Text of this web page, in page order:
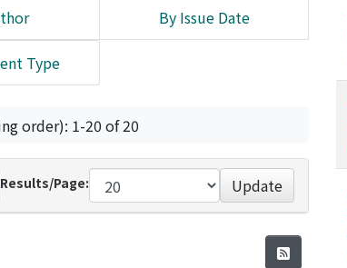
By Issue Date
Type
order): 1-20 of 20
Results/Page: Update